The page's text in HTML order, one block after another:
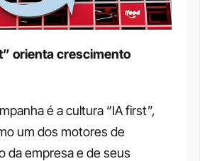
orienta crescimento
é a cultura “IA first”,
um dos motores de
da empresa e de seus